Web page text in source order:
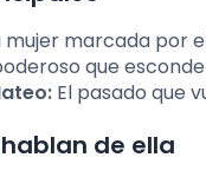
mujer marcada por
que
El pasado que
de ella